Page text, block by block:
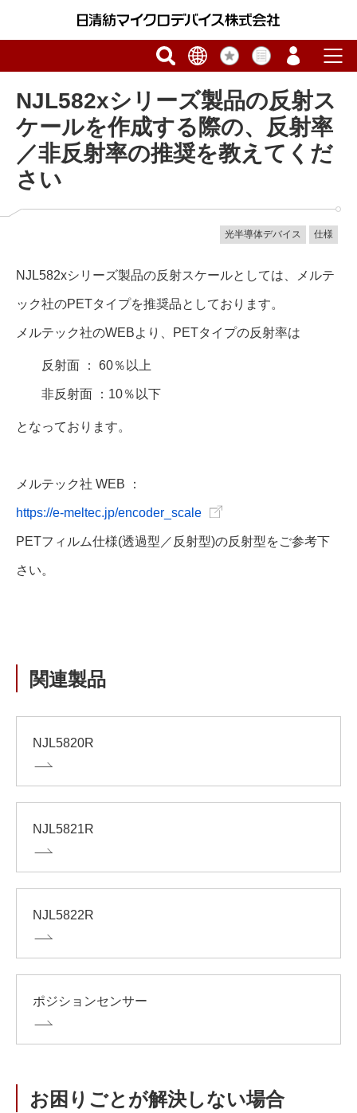
NJL582xシリーズ製品の反射ス
ケールを作成する際の、反射率
／非反射率の推奨を教えてくだ
さい
光半導体デバイス 仕様
NJL582xシリーズ製品の反射スケールとしては、メルテ
ック社のPETタイプを推奨品としております。
メルテック社のWEBより、PETタイプの反射率は
反射面 ： 60％以上
非反射面 ：10％以下
となっております。
メルテック社 WEB ：
https://e-meltec.jp/encoder_scale
PETフィルム仕様(透過型／反射型)の反射型をご参考下
さい。
関連製品
NJL5820R
NJL5821R
NJL5822R
ポジションセンサー
お困りごとが解決しない場合